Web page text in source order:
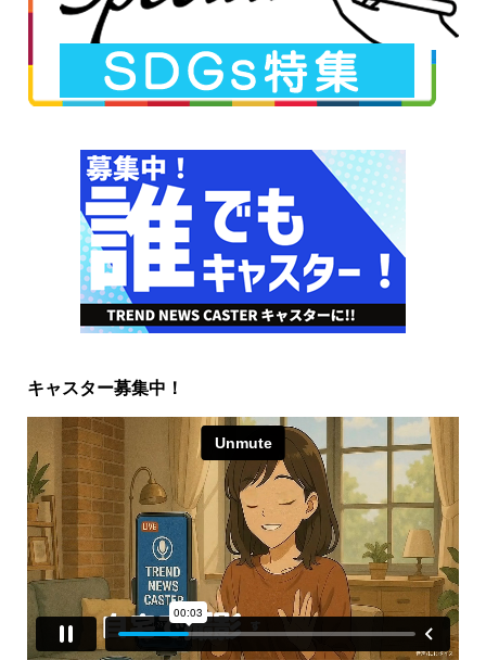
キャスター募集中！